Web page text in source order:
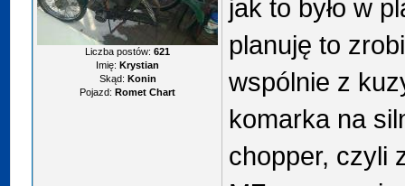
Liczba postów:621
Imię: Krystian
Skąd: Konin
Pojazd: Romet Chart
jak to było w
planuję to
wspólnie z
komarka na
chopper, czyli